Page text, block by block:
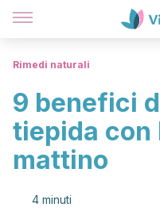
Rimedi naturali
9 benefici
tiepida con
mattino
4 minuti